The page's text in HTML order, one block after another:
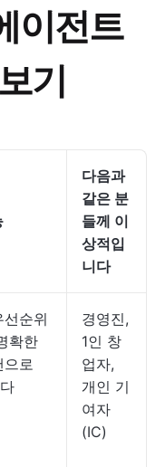
이전트
기
다음과
같은 분
들께 이
상적입
니다
순위
확한
으로
경영진,
1인 창
업자,
개인 기
여자
(IC)